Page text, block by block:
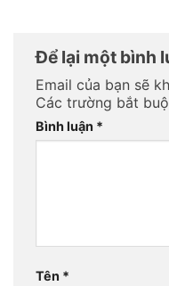
Để lại một bình
Email của bạn sẽ
Các trường bắt
Bình luận *
Tên *